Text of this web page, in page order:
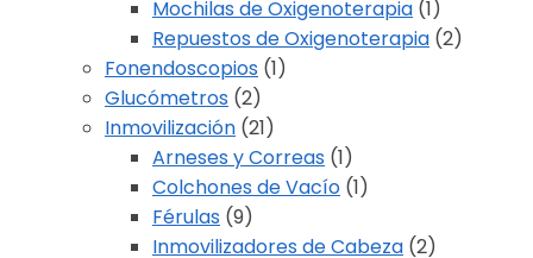
Mochilas de Oxigenoterapia (1)
Repuestos de Oxigenoterapia (2)
Fonendoscopios (1)
Glucómetros (2)
Inmovilización (21)
Arneses y Correas (1)
Colchones de Vacío (1)
Férulas (9)
Inmovilizadores de Cabeza (2)